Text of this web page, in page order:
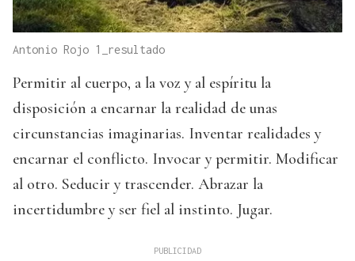
Antonio Rojo 1_resultado
Permitir al cuerpo, a la voz y al espíritu la
disposición a encarnar la realidad de unas
circunstancias imaginarias. Inventar realidades y
encarnar el conflicto. Invocar y permitir. Modificar
al otro. Seducir y trascender. Abrazar la
incertidumbre y ser fiel al instinto. Jugar.